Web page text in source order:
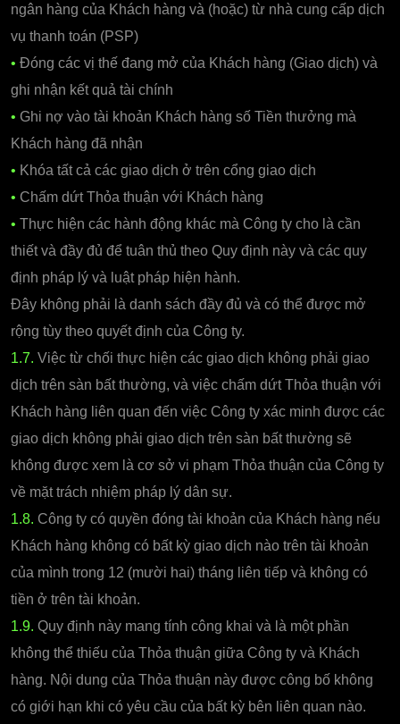
ngân hàng của Khách hàng và (hoặc) từ nhà cung cấp dịch
vụ thanh toán (PSP)
• Đóng các vị thế đang mở của Khách hàng (Giao dịch) và
ghi nhận kết quả tài chính
• Ghi nợ vào tài khoản Khách hàng số Tiền thưởng mà
Khách hàng đã nhận
• Khóa tất cả các giao dịch ở trên cổng giao dịch
• Chấm dứt Thỏa thuận với Khách hàng
• Thực hiện các hành động khác mà Công ty cho là cần
thiết và đầy đủ để tuân thủ theo Quy định này và các quy
định pháp lý và luật pháp hiện hành.
Đây không phải là danh sách đầy đủ và có thể được mở
rộng tùy theo quyết định của Công ty.
1.7. Việc từ chối thực hiện các giao dịch không phải giao
dịch trên sàn bất thường, và việc chấm dứt Thỏa thuận với
Khách hàng liên quan đến việc Công ty xác minh được các
giao dịch không phải giao dịch trên sàn bất thường sẽ
không được xem là cơ sở vi phạm Thỏa thuận của Công ty
về mặt trách nhiệm pháp lý dân sự.
1.8. Công ty có quyền đóng tài khoản của Khách hàng nếu
Khách hàng không có bất kỳ giao dịch nào trên tài khoản
của mình trong 12 (mười hai) tháng liên tiếp và không có
tiền ở trên tài khoản.
1.9. Quy định này mang tính công khai và là một phần
không thể thiếu của Thỏa thuận giữa Công ty và Khách
hàng. Nội dung của Thỏa thuận này được công bố không
có giới hạn khi có yêu cầu của bất kỳ bên liên quan nào.